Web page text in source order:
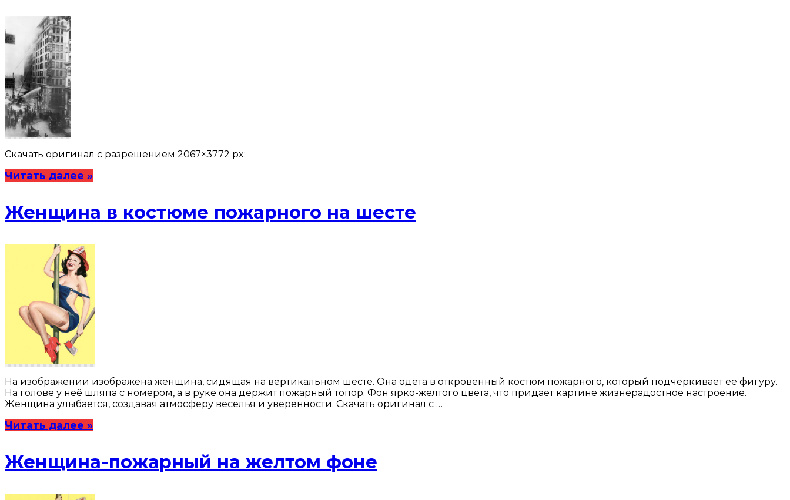
Скачать оригинал с разрешением 2067×3772 px:
Читать далее »
Женщина в костюме пожарного на шесте
На изображении изображена женщина, сидящая на вертикальном шесте. Она одета в откровенный костюм пожарного, который подчеркивает её фигуру.
На голове у неё шляпа с номером, а в руке она держит пожарный топор. Фон ярко-желтого цвета, что придает картине жизнерадостное настроение.
Женщина улыбается, создавая атмосферу веселья и уверенности. Скачать оригинал с …
Читать далее »
Женщина-пожарный на желтом фоне